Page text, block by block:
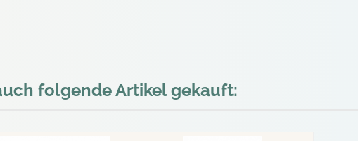
folgende Artikel gekauft: